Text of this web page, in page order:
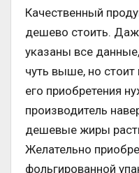
Качественный
дешево стоить.
указаны все
чуть выше, но
его приобретения
производитель
дешевые жиры
Желательно
фольгированной